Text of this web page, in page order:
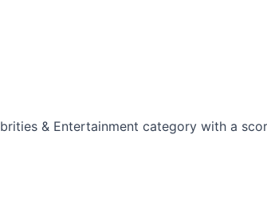
& Entertainment category with a